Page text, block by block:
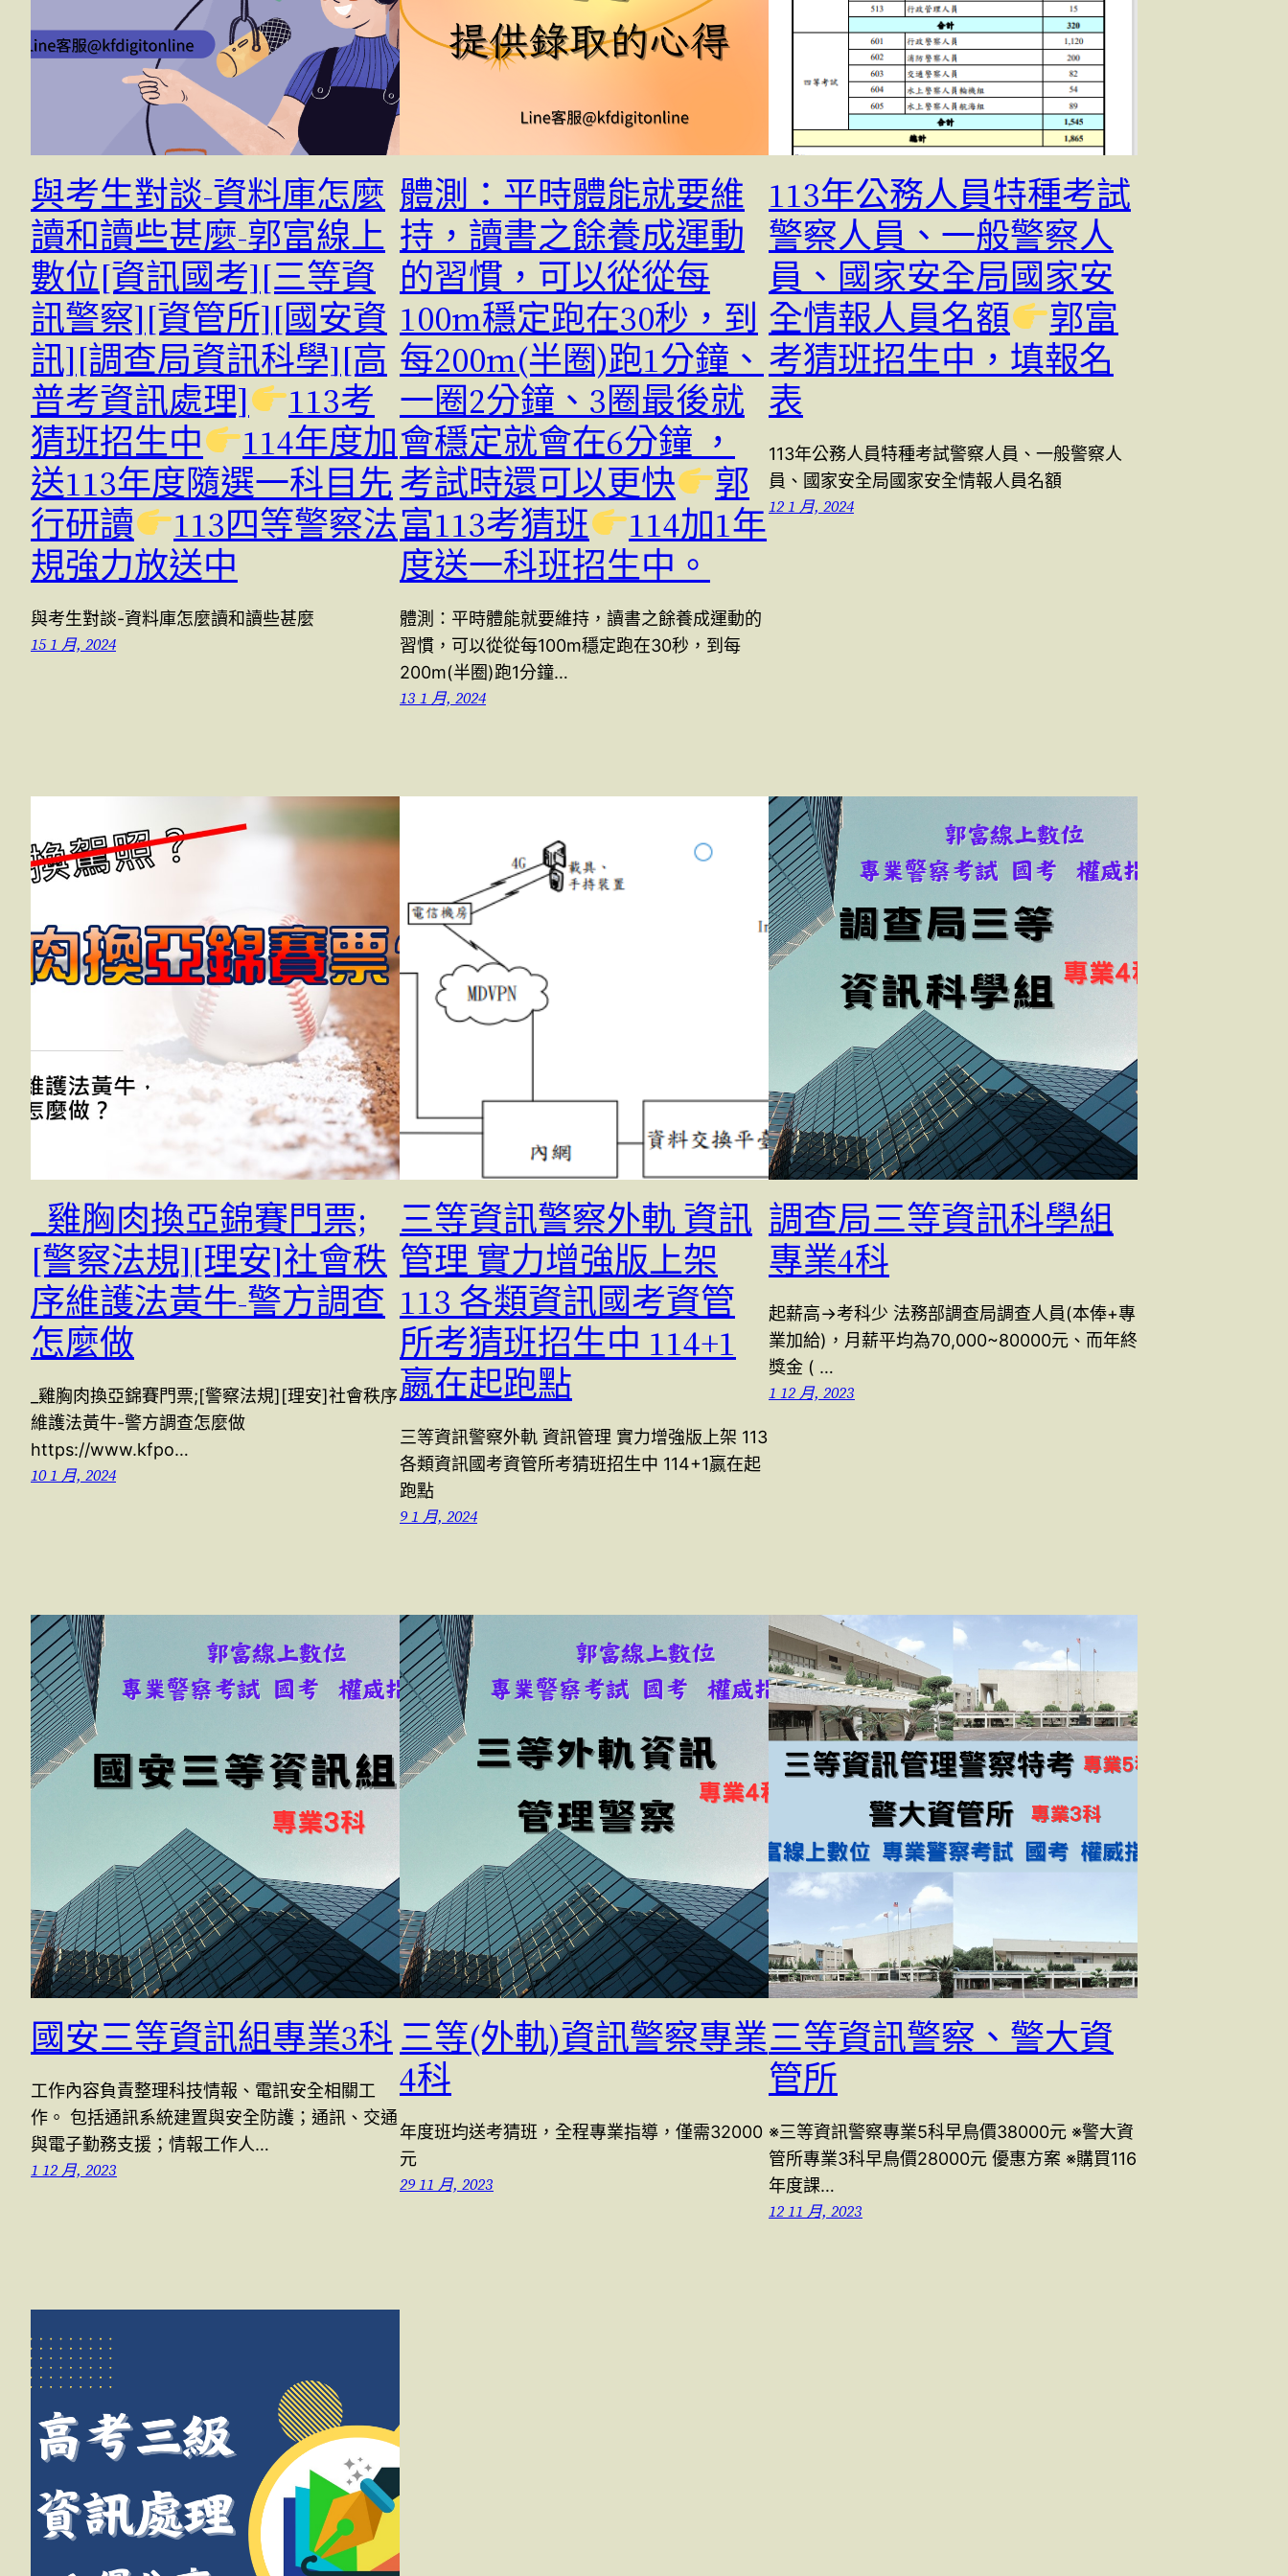
與考生對談-資料庫怎麼
讀和讀些甚麼-郭富線上
數位[資訊國考][三等資
訊警察][資管所][國安資
訊][調查局資訊科學][高
普考資訊處理]
113考
猜班招生中
114年度加
送113年度隨選一科目先
行研讀
113四等警察法
規強力放送中
與考生對談-資料庫怎麼讀和讀些甚麼
15 1 月, 2024
體測：平時體能就要維
持，讀書之餘養成運動
的習慣，可以從從每
100m穩定跑在30秒，到
每200m(半圈)跑1分鐘、
一圈2分鐘、3圈最後就
會穩定就會在6分鐘 ，
考試時還可以更快
郭
富113考猜班
114加1年
度送一科班招生中。
體測：平時體能就要維持，讀書之餘養成運動的
習慣，可以從從每100m穩定跑在30秒，到每
200m(半圈)跑1分鐘…
13 1 月, 2024
113年公務人員特種考試
警察人員、一般警察人
員、國家安全局國家安
全情報人員名額
郭富
考猜班招生中，填報名
表
113年公務人員特種考試警察人員、一般警察人
員、國家安全局國家安全情報人員名額
12 1 月, 2024
_雞胸肉換亞錦賽門票;
[警察法規][理安]社會秩
序維護法黃牛-警方調查
怎麼做
_雞胸肉換亞錦賽門票;[警察法規][理安]社會秩序
維護法黃牛-警方調查怎麼做
https://www.kfpo…
10 1 月, 2024
三等資訊警察外軌 資訊
管理 實力增強版上架
113 各類資訊國考資管
所考猜班招生中 114+1
嬴在起跑點
三等資訊警察外軌 資訊管理 實力增強版上架 113
各類資訊國考資管所考猜班招生中 114+1嬴在起
跑點
9 1 月, 2024
調查局三等資訊科學組
專業4科
起薪高→考科少 法務部調查局調查人員(本俸+專
業加給)，月薪平均為70,000~80000元、而年終
獎金 ( …
1 12 月, 2023
國安三等資訊組專業3科
工作內容負責整理科技情報、電訊安全相關工
作。 包括通訊系統建置與安全防護；通訊、交通
與電子勤務支援；情報工作人…
1 12 月, 2023
三等(外軌)資訊警察專業
4科
年度班均送考猜班，全程專業指導，僅需32000
元
29 11 月, 2023
三等資訊警察、警大資
管所
※三等資訊警察專業5科早鳥價38000元 ※警大資
管所專業3科早鳥價28000元 優惠方案 ※購買116
年度課…
12 11 月, 2023